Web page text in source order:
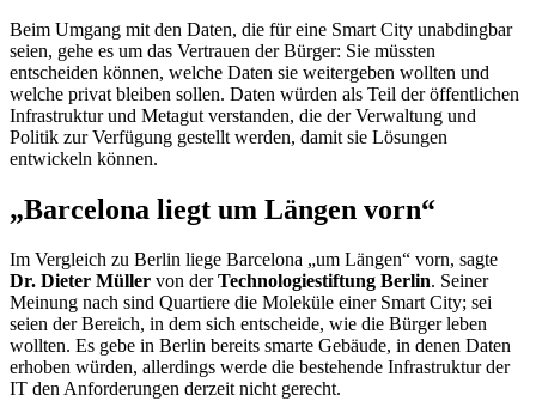
Beim Umgang mit den Daten, die für eine Smart City unabdingbar
seien, gehe es um das Vertrauen der Bürger: Sie müssten
entscheiden können, welche Daten sie weitergeben wollten und
welche privat bleiben sollen. Daten würden als Teil der öffentlichen
Infrastruktur und Metagut verstanden, die der Verwaltung und
Politik zur Verfügung gestellt werden, damit sie Lösungen
entwickeln können.
„Barcelona liegt um Längen vorn“
Im Vergleich zu Berlin liege Barcelona „um Längen“ vorn, sagte
Dr. Dieter Müller von derTechnologiestiftung Berlin. Seiner
Meinung nach sind Quartiere die Moleküle einer Smart City; sei
seien der Bereich, in dem sich entscheide, wie die Bürger leben
wollten. Es gebe in Berlin bereits smarte Gebäude, in denen Daten
erhoben würden, allerdings werde die bestehende Infrastruktur der
IT den Anforderungen derzeit nicht gerecht.